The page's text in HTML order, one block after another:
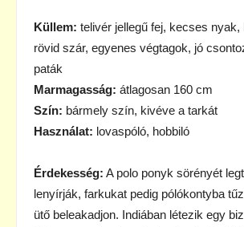
Küllem: telivér jellegű fej, kecses nyak,
rövid szár, egyenes végtagok, jó
paták
Marmagasság: átlagosan 160 cm
Szín: bármely szín, kivéve a tarkát
Használat: lovaspóló, hobbiló
Érdekesség: A polo ponyk sörényét
lenyírják, farkukat pedig pólókontyba
ütő beleakadjon. Indiában létezik egy